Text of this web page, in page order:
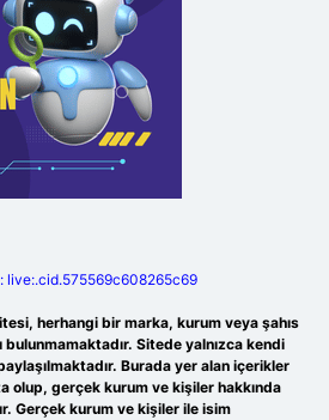
live:.cid.575569c608265c69
herhangi bir marka, kurum veya şahıs
Sitede yalnızca kendi
Burada yer alan içerikler
olup, gerçek kurum ve kişiler hakkında
Gerçek kurum ve kişiler ile isim